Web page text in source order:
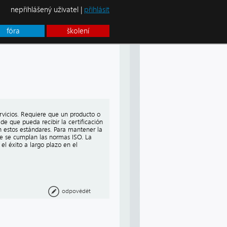
fóra školení
nepřihlášený uživatel | přihlásit
Requiere que un producto o
que pueda recibir la certificación
estándares. Para mantener la
cumplan las normas ISO. La
éxito a largo plazo en el
odpovědět